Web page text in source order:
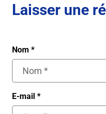
Laisser une
Nom *
E-mail *